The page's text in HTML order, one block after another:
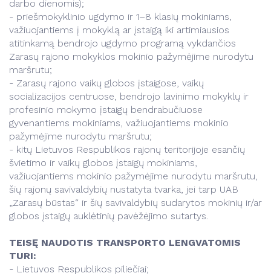
darbo dienomis);
- priešmokyklinio ugdymo ir 1–8 klasių mokiniams,
važiuojantiems į mokyklą ar įstaigą iki artimiausios
atitinkamą bendrojo ugdymo programą vykdančios
Zarasų rajono mokyklos mokinio pažymėjime nurodytu
maršrutu;
- Zarasų rajono vaikų globos įstaigose, vaikų
socializacijos centruose, bendrojo lavinimo mokyklų ir
profesinio mokymo įstaigų bendrabučiuose
gyvenantiems mokiniams, važiuojantiems mokinio
pažymėjime nurodytu maršrutu;
- kitų Lietuvos Respublikos rajonų teritorijoje esančių
švietimo ir vaikų globos įstaigų mokiniams,
važiuojantiems mokinio pažymėjime nurodytu maršrutu,
šių rajonų savivaldybių nustatyta tvarka, jei tarp UAB
„Zarasų būstas“ ir šių savivaldybių sudarytos mokinių ir/ar
globos įstaigų auklėtinių pavėžėjimo sutartys.
TEISĘ NAUDOTIS TRANSPORTO LENGVATOMIS
TURI:
- Lietuvos Respublikos piliečiai;